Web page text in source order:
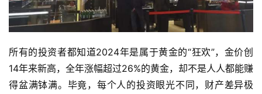
所有的投资者都知道2024年是属于黄金的“狂欢”，金价创
14年来新高，全年涨幅超过26%的黄金，却不是人人都能赚
得盆满钵满。毕竟，每个人的投资眼光不同，财产差异极